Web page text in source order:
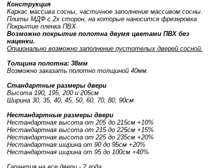
Конструкция
Каркас массива сосны, частичное заполнение массивом сосны.
Плиты МДФ с 2х сторон, на которые наносится фрезеровка
Покрытие пленка ПВХ.
Возможно покрытие полотна двумя цветами ПВХ без
наценки.
Опционально возможно заполнение пустотелых дверей сосной.
Толщина полотна: 38мм
Возможно заказать полотно толщиной 40мм.
Стандартные размеры двери
Высота 190, 195, 200 и 205см
Ширина 30, 35, 40, 45, 50, 60, 70, 80, 90см
Нестандартные размеры двери
Нестандартная высота от 205 до 215см +10%
Нестандартная высота от 215 до 225см +15%
Нестандартная высота от 225 до 235см +20%
Нестандартная ширина от 90 до 95см +20%
Нестандартная ширина от 95 до 100см +40%